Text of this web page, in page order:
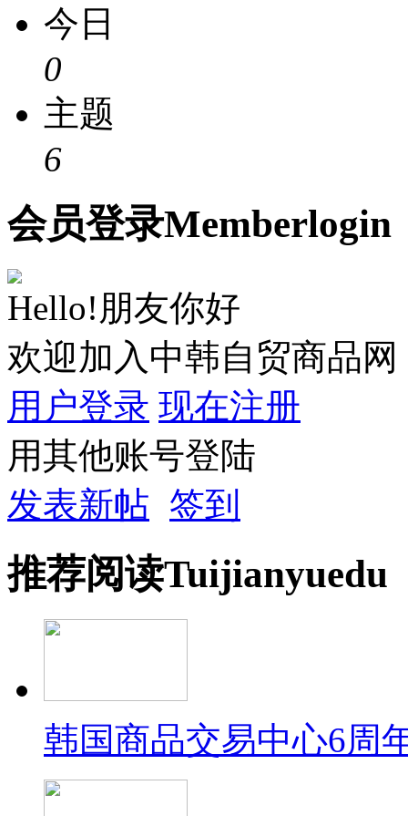
今日
0
主题
6
会员登录Memberlogin
Hello!朋友你好
欢迎加入中韩自贸商品网
用户登录 现在注册
用其他账号登陆
发表新帖 签到
推荐阅读Tuijianyuedu
韩国商品交易中心6周